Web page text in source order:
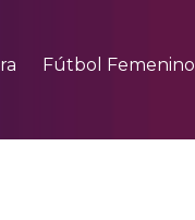
Fútbol Femenino